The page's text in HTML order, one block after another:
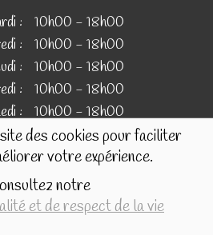
des cookies pour faciliter
votre expérience.
notre
et de respect de la vie
:
10h00 - 18h00
:
10h00 - 18h00
:
10h00 - 18h00
:
10h00 - 18h00
:
10h00 - 18h00
IMAGES
illustrer les produits en vente